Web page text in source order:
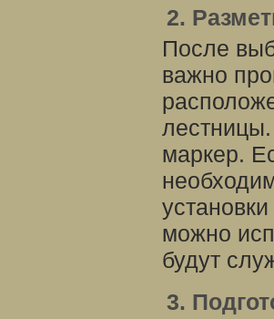
2.
После
важно
лестницы.
маркер.
можно
будут
3.